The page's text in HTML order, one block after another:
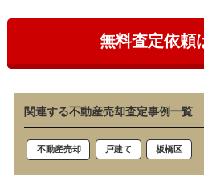
無料査定依頼
関連する不動産売却査定事例一覧
不動産売却 戸建て 板橋区